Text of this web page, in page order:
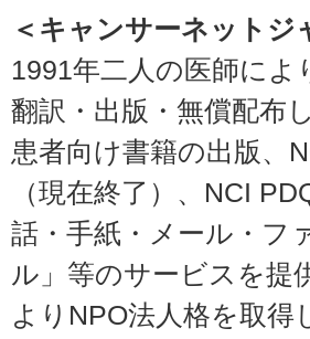
＜キャンサーネット
1991年二人の医師に
翻訳・出版・無償配布
患者向け書籍の出版、
（現在終了）、NCI
話・手紙・メール・フ
ル」等のサービスを提
よりNPO法人格を取